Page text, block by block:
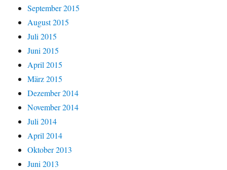
September 2015
August 2015
Juli 2015
Juni 2015
April 2015
März 2015
Dezember 2014
November 2014
Juli 2014
April 2014
Oktober 2013
Juni 2013